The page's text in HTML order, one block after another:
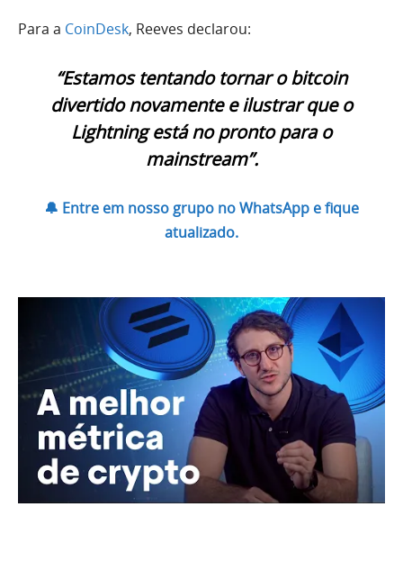
Para a CoinDesk, Reeves declarou:
“Estamos tentando tornar o bitcoin
divertido novamente e ilustrar que o
Lightning está no pronto para o
mainstream”.
🔔 Entre em nosso grupo no WhatsApp e fique
atualizado.